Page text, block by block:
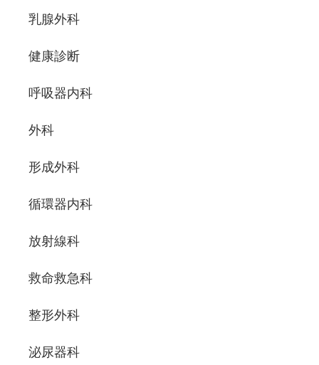
乳腺外科
健康診断
呼吸器内科
外科
形成外科
循環器内科
放射線科
救命救急科
整形外科
泌尿器科